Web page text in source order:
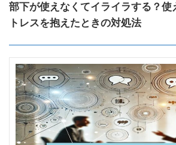
部下が使えなくてイライラする？使
トレスを抱えたときの対処法